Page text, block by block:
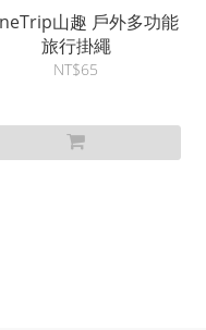
山趣 戶外多功能
旅行掛繩
NT$65